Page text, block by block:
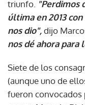
triunfo. "Perdimos
última en 2013
nos dio",dijo
nos dé ahora para
Siete de los
(aunque uno de
fueron convocados